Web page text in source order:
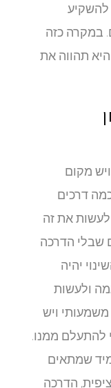
כזה
תהווה את
מקום
דרכים
את זה
הדרכה
יהיה
ולעשות
ויש
ממנו.
שמתאים
הדרכה